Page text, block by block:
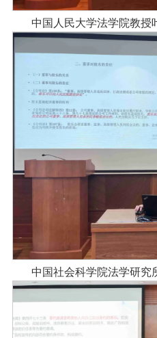
中国人民大学法学院教授
中国社会科学院法学研究